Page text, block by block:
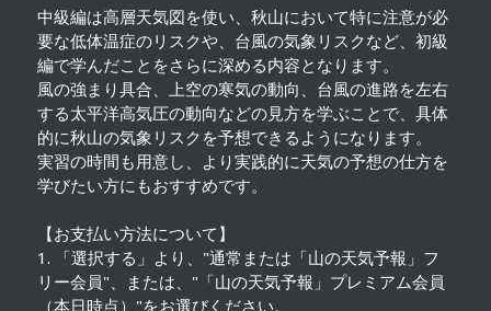
中級編は高層天気図を使い、秋山において特に注意が必
要な低体温症のリスクや、台風の気象リスクなど、初級
編で学んだことをさらに深める内容となります。
風の強まり具合、上空の寒気の動向、台風の進路を左右
する太平洋高気圧の動向などの見方を学ぶことで、具体
的に秋山の気象リスクを予想できるようになります。
実習の時間も用意し、より実践的に天気の予想の仕方を
学びたい方にもおすすめです。
【お支払い方法について】
1. 「選択する」より、"通常または「山の天気予報」フ
リー会員"、または、"「山の天気予報」プレミアム会員
（本日時点）"をお選びください。